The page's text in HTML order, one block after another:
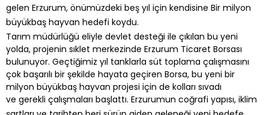
gelen Erzurum, önümüzdeki beş yıl için kendisine Bir milyon
büyükbaş hayvan hedefi koydu.
Tarım müdürlüğü eliyle devlet desteği ile çıkılan bu yeni
yolda, projenin sıklet merkezinde Erzurum Ticaret Borsası
bulunuyor. Geçtiğimiz yıl tanklarla süt toplama çalışmasını
çok başarılı bir şekilde hayata geçiren Borsa, bu yeni bir
milyon büyükbaş hayvan projesi için de kolları sıvadı
ve gerekli çalışmaları başlattı. Erzurumun coğrafi yapısı, iklim